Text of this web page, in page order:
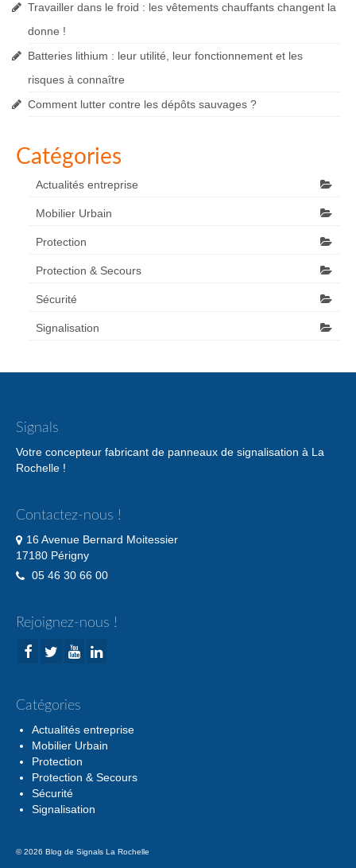
Travailler dans le froid : les vêtements chauffants changent la
donne !
Batteries lithium : leur utilité, leur fonctionnement et les
risques à connaître
Comment lutter contre les dépôts sauvages ?
Catégories
Actualités entreprise
Mobilier Urbain
Protection
Protection & Secours
Sécurité
Signalisation
Signals
Votre concepteur fabricant de panneaux de signalisation à La
Rochelle !
Contactez-nous !
16 Avenue Bernard Moitessier
17180 Périgny
05 46 30 66 00
Rejoignez-nous !
Catégories
Actualités entreprise
Mobilier Urbain
Protection
Protection & Secours
Sécurité
Signalisation
© 2026 Blog de Signals La Rochelle